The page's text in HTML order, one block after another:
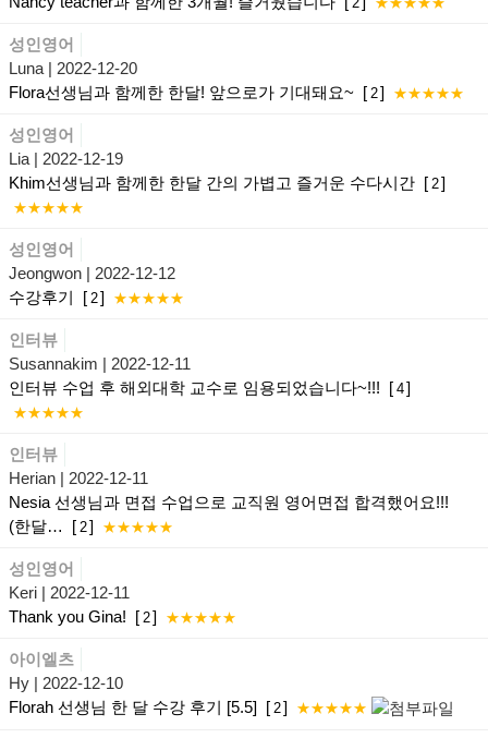
성인영어
Luna | 2022-12-20
Flora선생님과 함께한 한달! 앞으로가 기대돼요~ [ 2] ★★★★★
성인영어
Lia | 2022-12-19
Khim선생님과 함께한 한달 간의 가볍고 즐거운 수다시간 [ 2]
★★★★★
성인영어
Jeongwon | 2022-12-12
수강후기
[ 2] ★★★★★
인터뷰
Susannakim | 2022-12-11
인터뷰 수업 후 해외대학 교수로 임용되었습니다~!!! [ 4]
★★★★★
인터뷰
Herian | 2022-12-11
Nesia 선생님과 면접 수업으로 교직원 영어면접 합격했어요!!!
(한달…
[ 2] ★★★★★
성인영어
Keri | 2022-12-11
Thank you Gina! [ 2] ★★★★★
아이엘츠
Hy | 2022-12-10
Florah 선생님 한 달 수강 후기 [5.5] [ 2] ★★★★★